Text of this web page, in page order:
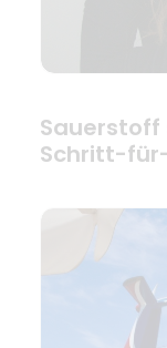
Sauerstoff
Schritt-